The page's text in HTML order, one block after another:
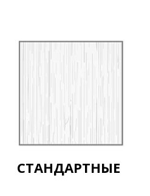
СТАНДАРТНЫЕ